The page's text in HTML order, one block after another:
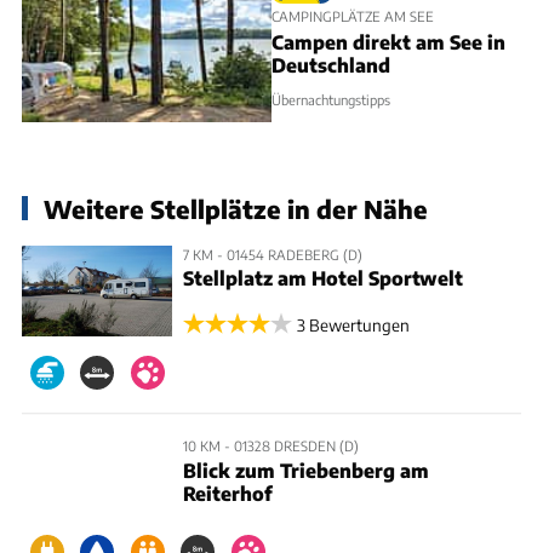
CAMPINGPLÄTZE AM SEE
Campen direkt am See in
Deutschland
Übernachtungstipps
Weitere Stellplätze in der Nähe
7 KM - 01454 RADEBERG (D)
Stellplatz am Hotel Sportwelt
3 Bewertungen
10 KM - 01328 DRESDEN (D)
Blick zum Triebenberg am
Reiterhof